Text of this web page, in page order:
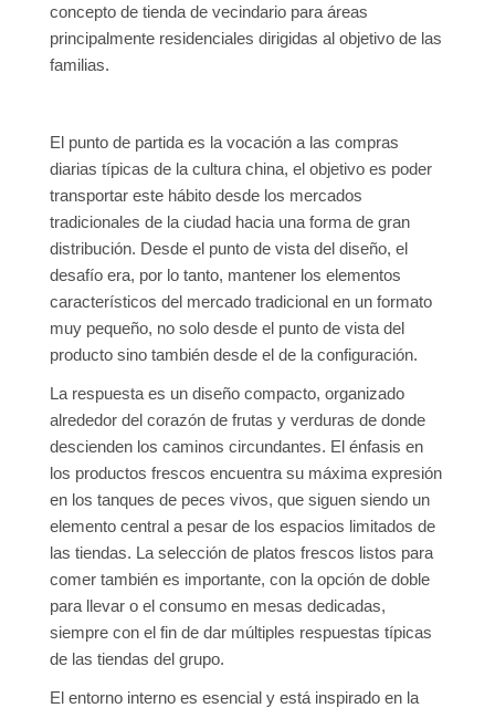
concepto de tienda de vecindario para áreas
principalmente residenciales dirigidas al objetivo de las
familias.
El punto de partida es la vocación a las compras
diarias típicas de la cultura china, el objetivo es poder
transportar este hábito desde los mercados
tradicionales de la ciudad hacia una forma de gran
distribución. Desde el punto de vista del diseño, el
desafío era, por lo tanto, mantener los elementos
característicos del mercado tradicional en un formato
muy pequeño, no solo desde el punto de vista del
producto sino también desde el de la configuración.
La respuesta es un diseño compacto, organizado
alrededor del corazón de frutas y verduras de donde
descienden los caminos circundantes. El énfasis en
los productos frescos encuentra su máxima expresión
en los tanques de peces vivos, que siguen siendo un
elemento central a pesar de los espacios limitados de
las tiendas. La selección de platos frescos listos para
comer también es importante, con la opción de doble
para llevar o el consumo en mesas dedicadas,
siempre con el fin de dar múltiples respuestas típicas
de las tiendas del grupo.
El entorno interno es esencial y está inspirado en la